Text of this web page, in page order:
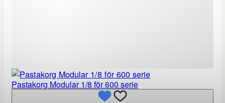
Pastakorg Modular 1/8 för 600 serie